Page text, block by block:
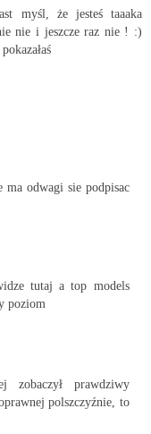
myśl, że jesteś taaaka
nie i jeszcze raz nie ! :)
odwagi sie podpisac
tutaj a top models
poziom
zobaczył prawdziwy
polszczyźnie, to